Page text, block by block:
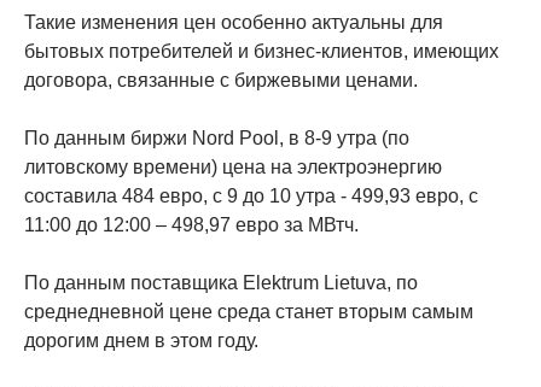
Такие изменения цен особенно актуальны для
бытовых потребителей и бизнес-клиентов, имеющих
договора, связанные с биржевыми ценами.
По данным биржи Nord Pool, в 8-9 утра (по
литовскому времени) цена на электроэнергию
составила 484 евро, с 9 до 10 утра - 499,93 евро, с
11:00 до 12:00 – 498,97 евро за МВтч.
По данным поставщика Elektrum Lietuva, по
среднедневной цене среда станет вторым самым
дорогим днем ​​в этом году.